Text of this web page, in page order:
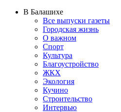
В Балашихе
Все выпуски газеты
Городская жизнь
О важном
Спорт
Культура
Благоустройство
ЖКХ
Экология
Кучино
Строительство
Интервью